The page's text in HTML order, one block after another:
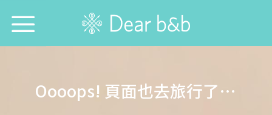
尋找旅宿防疫模範生！
Oooops! 頁面也去旅行了…